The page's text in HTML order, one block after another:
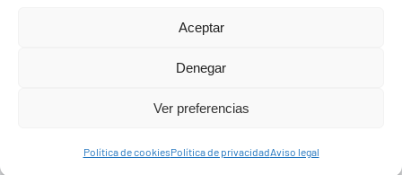
Aceptar
Denegar
Ver preferencias
Política de cookiesPolítica de privacidadAviso legal
© Copyright2026 Ayuntamiento de Yaiza - Todos los